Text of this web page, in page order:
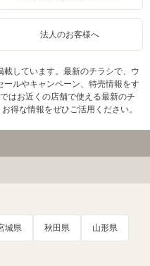
法人のお客様へ
しています。最新のチラシで、ウ
ールやキャンペーン、特売情報をす
はお近くの店舗で使える最新のチ
得な情報をぜひご活用ください。
城県 秋田県 山形県